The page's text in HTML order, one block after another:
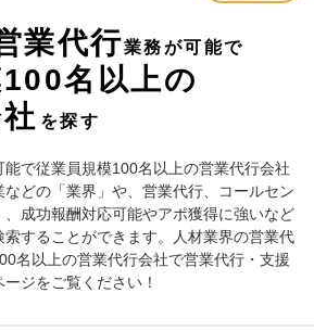
業代行業務が可能で
名以上の
を探す
能で従業員規模100名以上の営業代行会社
どの「業界」や、営業代行、コールセン
、成功報酬対応可能やアポ獲得に強いなど
索することができます。人材業界の営業代
名以上の営業代行会社で営業代行・支援
ジをご覧ください！